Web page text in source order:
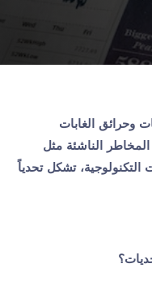
وحرائق الغابات
الناشئة مثل
التكنولوجية، تشكل تحدياً